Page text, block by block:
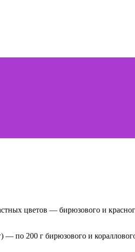
цветов — бирюзового и
по 200 г бирюзового и